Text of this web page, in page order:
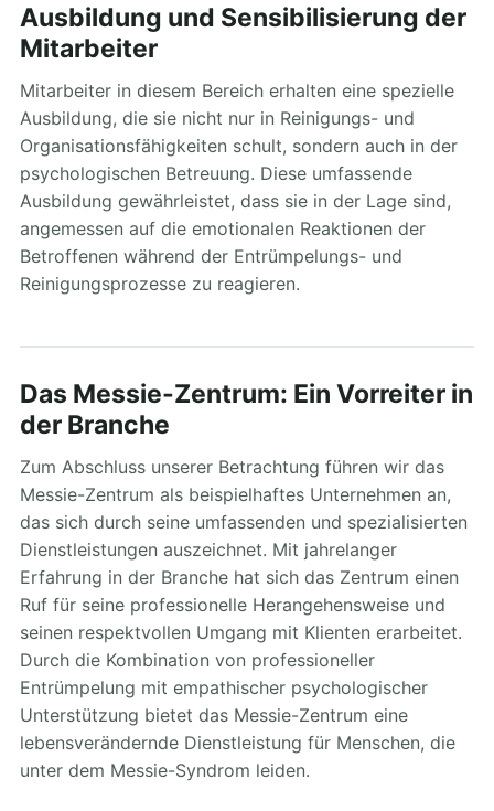
Ausbildung und Sensibilisierung der
Mitarbeiter
Mitarbeiter in diesem Bereich erhalten eine spezielle
Ausbildung, die sie nicht nur in Reinigungs- und
Organisationsfähigkeiten schult, sondern auch in der
psychologischen Betreuung. Diese umfassende
Ausbildung gewährleistet, dass sie in der Lage sind,
angemessen auf die emotionalen Reaktionen der
Betroffenen während der Entrümpelungs- und
Reinigungsprozesse zu reagieren.
Das Messie-Zentrum: Ein Vorreiter in
der Branche
Zum Abschluss unserer Betrachtung führen wir das
Messie-Zentrum als beispielhaftes Unternehmen an,
das sich durch seine umfassenden und spezialisierten
Dienstleistungen auszeichnet. Mit jahrelanger
Erfahrung in der Branche hat sich das Zentrum einen
Ruf für seine professionelle Herangehensweise und
seinen respektvollen Umgang mit Klienten erarbeitet.
Durch die Kombination von professioneller
Entrümpelung mit empathischer psychologischer
Unterstützung bietet das Messie-Zentrum eine
lebensverändernde Dienstleistung für Menschen, die
unter dem Messie-Syndrom leiden.